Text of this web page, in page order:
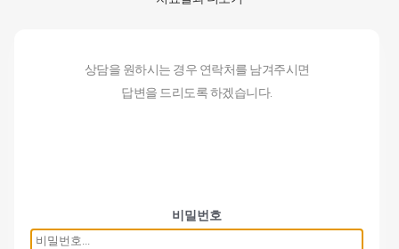
상담을 원하시는 경우 연락처를 남겨주시면
답변을 드리도록 하겠습니다.
비밀번호